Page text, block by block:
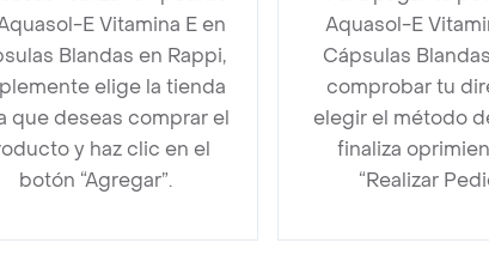
E Vitamina E en
Blandas en Rappi,
elige la tienda
que deseas comprar el
y haz clic en el
botón “Agregar”.
Aquasol-E
Cápsulas
comprobar tu
elegir el método
finaliza
“Realizar